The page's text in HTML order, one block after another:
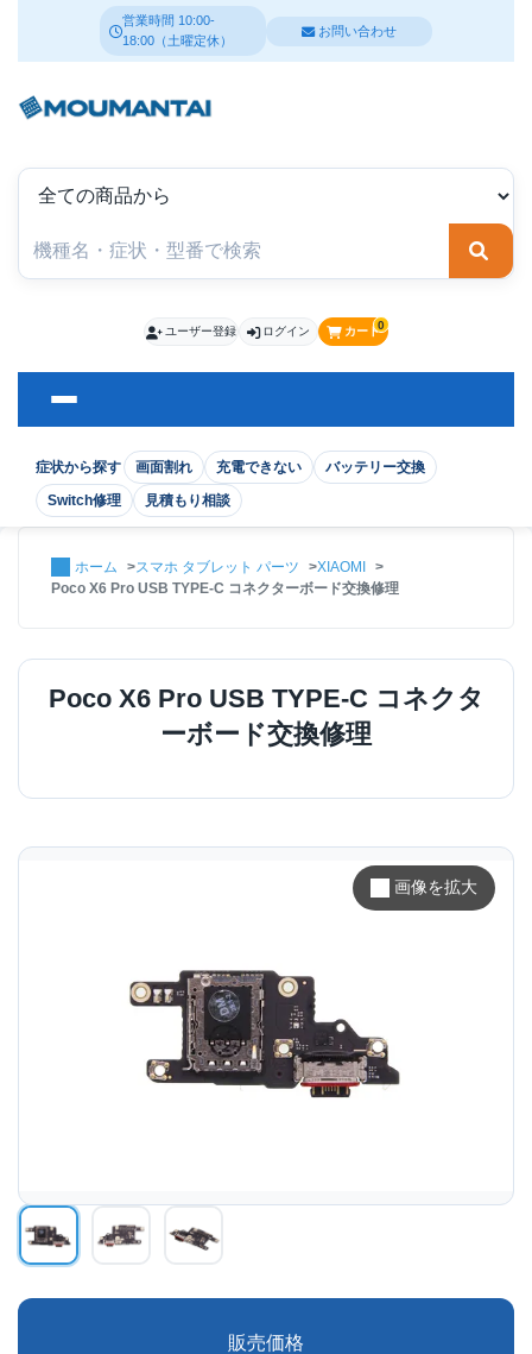
営業時間 10:00-
18:00（土曜定休）
お問い合わせ
検索
症状から探す 画面割れ 充電できない
バッテリー交換
Switch修理
見積もり相談
ユーザー登録 ログイン カート0
ホーム スマホ タブレット パーツ
XIAOMI
Poco X6 Pro USB TYPE-C コネクターボード交換修理
Poco X6 Pro USB TYPE-C コネクタ
ーボード交換修理
画像を拡大
販売価格